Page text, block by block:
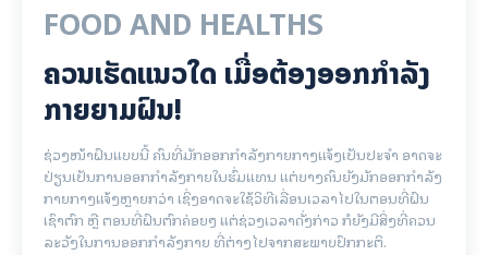
FOOD AND HEALTHS
ຄວນເຮັດແນວໃດ ເມື່ອຕ້ອງອອກກຳລັງ
ກາຍຍາມຝົນ!
ຊ່ວງໜ້າຝົນແບບນີ້ ຄົນທີ່ມັກອອກກຳລັງກາຍກາງແຈ້ງເປັນປະຈຳ ອາດຈະ
ປ່ຽນເປັນການອອກກຳລັງກາຍໃນຮົ່ມແທນ ແຕ່ບາງຄົນຍັງມັກອອກກຳລັງ
ກາຍກາງແຈ້ງຫຼາຍກວ່າ ເຊິ່ງອາດຈະໃຊ້ວິທີເລື່ອນເວລາໄປໃນຕອນທີ່ຝົນ
ເຊົາຕົກ ຫຼື ຕອນທີ່ຝົນຕົກຄ່ອຍໆ ແຕ່ຊ່ວງເວລາດັ່ງກ່າວ ກໍຍັງມີສິ່ງທີ່ຄວນ
ລະວັງໃນການອອກກຳລັງກາຍ ທີ່ຕ່າງໄປຈາກສະພາບປົກກະຕິ.